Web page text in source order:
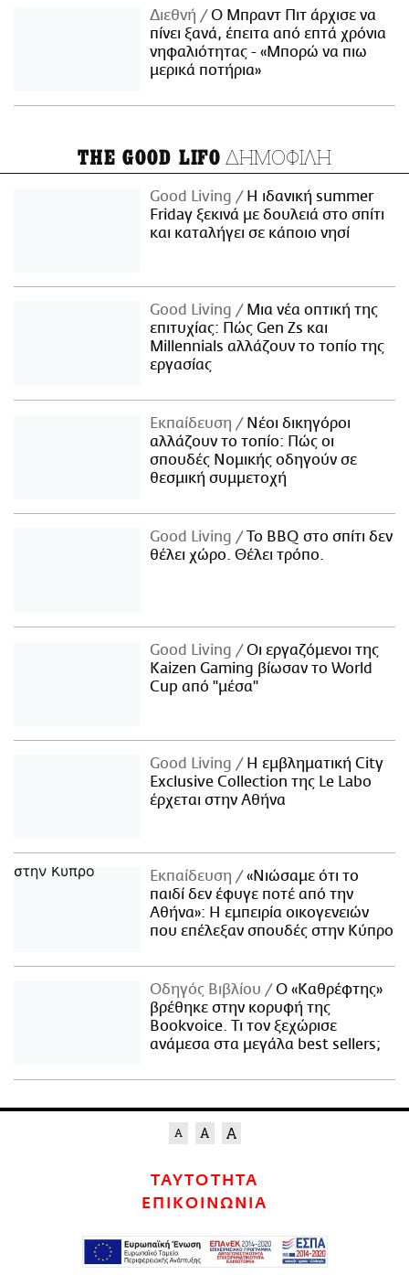
Διεθνή
Ο Μπραντ Πιτ άρχισε να
πίνει ξανά, έπειτα από επτά χρόνια
νηφαλιότητας - «Μπορώ να πιω
μερικά ποτήρια»
THE GOOD LIFO ΔΗΜΟΦΙΛΗ
Good Living
Η ιδανική summer
Friday ξεκινά με δουλειά στο σπίτι
και καταλήγει σε κάποιο νησί
Good Living
Μια νέα οπτική της
επιτυχίας: Πώς Gen Zs και
Millennials αλλάζουν το τοπίο της
εργασίας
Εκπαίδευση
Νέοι δικηγόροι
αλλάζουν το τοπίο: Πώς οι
σπουδές Νομικής οδηγούν σε
θεσμική συμμετοχή
Good Living
Το BBQ στο σπίτι δεν
θέλει χώρο. Θέλει τρόπο.
Good Living
Οι εργαζόμενοι της
Kaizen Gaming βίωσαν το World
Cup από "μέσα"
Good Living
Η εμβληματική City
Exclusive Collection της Le Labo
έρχεται στην Αθήνα
Εκπαίδευση
«Νιώσαμε ότι το
παιδί δεν έφυγε ποτέ από την
Αθήνα»: Η εμπειρία οικογενειών
που επέλεξαν σπουδές στην Κύπρο
Οδηγός Βιβλίου
Ο «Καθρέφτης»
βρέθηκε στην κορυφή της
Bookvoice. Τι τον ξεχώρισε
ανάμεσα στα μεγάλα best sellers;
ΤΑΥΤΟΤΗΤΑ
ΕΠΙΚΟΙΝΩΝΙΑ